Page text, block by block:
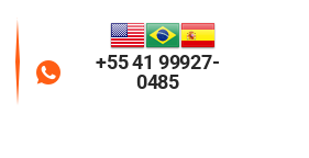
+55 41 99927-
0485